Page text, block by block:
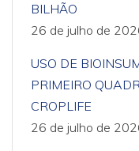
BILHÃO
26 de julho de
USO DE
PRIMEIRO
CROPLIFE
26 de julho de